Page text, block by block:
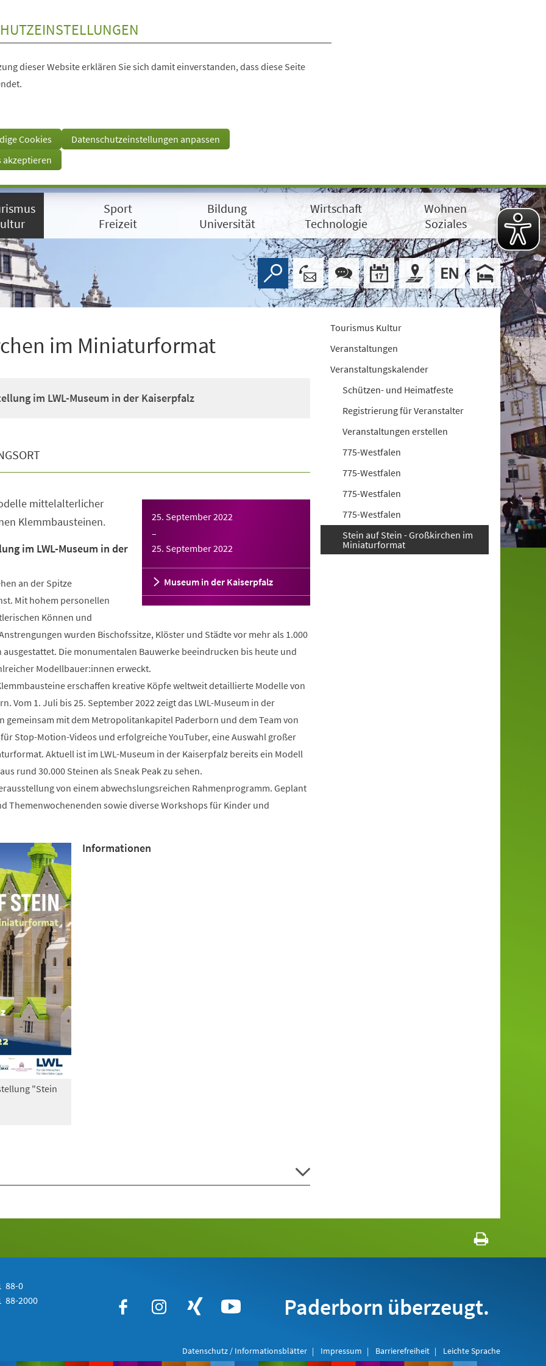
dieser Website erklären Sie sich damit einverstanden, dass diese Seite
Cookies
Datenschutzeinstellungen anpassen
akzeptieren
Sport
Freizeit
Bildung
Universität
Wirtschaft
Technologie
Wohnen
Soziales
im Miniaturformat
im LWL-Museum in der Kaiserpfalz
25. September 2022
–
25. September 2022
Museum in der Kaiserpfalz
mittelalterlicher
Klemmbausteinen.
im LWL-Museum in der
an der Spitze
Mit hohem personellen
Können und
wurden Bischofssitze, Klöster und Städte vor mehr als 1.000
Die monumentalen Bauwerke beeindrucken bis heute und
Modellbauer:innen erweckt.
erschaffen kreative Köpfe weltweit detaillierte Modelle von
Vom 1. Juli bis 25. September 2022 zeigt das LWL-Museum in der
gemeinsam mit dem Metropolitankapitel Paderborn und dem Team von
Stop-Motion-Videos und erfolgreiche YouTuber, eine Auswahl großer
Aktuell ist im LWL-Museum in der Kaiserpfalz bereits ein Modell
rund 30.000 Steinen als Sneak Peak zu sehen.
von einem abwechslungsreichen Rahmenprogramm. Geplant
Themenwochenenden sowie diverse Workshops für Kinder und
"Stein
Informationen
Tourismus Kultur
Veranstaltungen
Veranstaltungskalender
Schützen- und Heimatfeste
Registrierung für Veranstalter
Veranstaltungen erstellen
775-Westfalen
775-Westfalen
775-Westfalen
775-Westfalen
Stein auf Stein - Großkirchen im
Miniaturformat
88-0
88-2000 Paderborn überzeugt.
Datenschutz / Informationsblätter Impressum Barrierefreiheit Leichte Sprache